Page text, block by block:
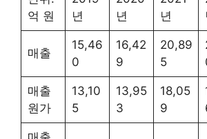
억 원
년
년
년
매출
15,46
0
16,42
9
20,89
5
매출
원가
13,10
5
13,95
3
18,05
9